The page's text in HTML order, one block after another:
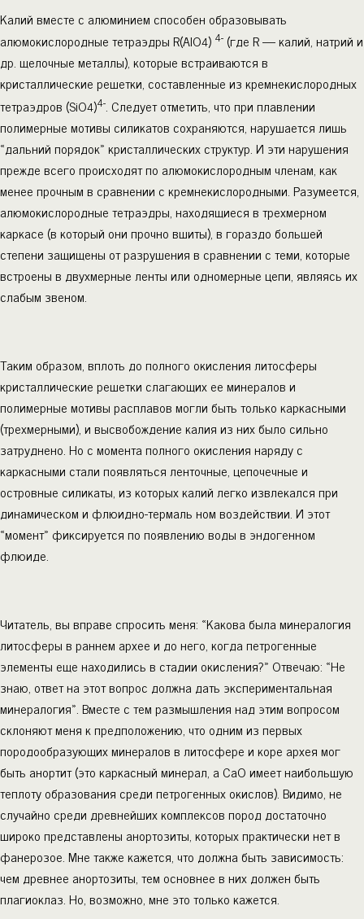
Калий вместе с алюминием способен образовывать
алюмокислородные тетраэдры R(AlO4) 4- (где R — калий, натрий и
др. щелочные металлы), которые встраиваются в
кристаллические решетки, составленные из кремнекислородных
тетраэдров (SiO4)4-. Следует отметить, что при плавлении
полимерные мотивы силикатов сохраняются, нарушается лишь
«дальний порядок» кристаллических структур. И эти нарушения
прежде всего происходят по алюмокислородным членам, как
менее прочным в сравнении с кремнекислородными. Разумеется,
алюмокислородные тетраэдры, находящиеся в трехмерном
каркасе (в который они прочно вшиты), в гораздо большей
степени защищены от разрушения в сравнении с теми, которые
встроены в двухмерные ленты или одномерные цепи, являясь их
слабым звеном.
Таким образом, вплоть до полного окисления литосферы
кристаллические решетки слагающих ее минералов и
полимерные мотивы расплавов могли быть только каркасными
(трехмерными), и высвобождение калия из них было сильно
затруднено. Но с момента полного окисления наряду с
каркасными стали появляться ленточные, цепочечные и
островные силикаты, из которых калий легко извлекался при
динамическом и флюидно-термаль ном воздействии. И этот
«момент» фиксируется по появлению воды в эндогенном
флюиде.
Читатель, вы вправе спросить меня: «Какова была минералогия
литосферы в раннем архее и до него, когда петрогенные
элементы еще находились в стадии окисления?» Отвечаю: «Не
знаю, ответ на этот вопрос должна дать экспериментальная
минералогия». Вместе с тем размышления над этим вопросом
склоняют меня к предположению, что одним из первых
породообразующих минералов в литосфере и коре архея мог
быть анортит (это каркасный минерал, а СаО имеет наибольшую
теплоту образования среди петрогенных окислов). Видимо, не
случайно среди древнейших комплексов пород достаточно
широко представлены анортозиты, которых практически нет в
фанерозое. Мне также кажется, что должна быть зависимость:
чем древнее анортозиты, тем основнее в них должен быть
плагиоклаз. Но, возможно, мне это только кажется.